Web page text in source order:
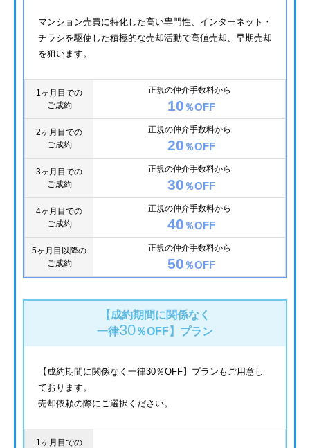
マンション売買に特化した高い専門性、インターネット・
チラシを駆使した積極的な売却活動で高値売却、早期売却
を狙います。
1ヶ月目での
ご成約
正規の仲介手数料から
10 ％OFF
2ヶ月目での
ご成約
正規の仲介手数料から
20 ％OFF
3ヶ月目での
ご成約
正規の仲介手数料から
30 ％OFF
4ヶ月目での
ご成約
正規の仲介手数料から
40 ％OFF
5ヶ月目以降の
ご成約
正規の仲介手数料から
50 ％OFF
【成約期間に関係なく
一律30％OFF】 プラン
【成約期間に関係なく一律30％OFF】プランもご用意し
ております。
売却依頼の際にご選択ください。
1ヶ月目での